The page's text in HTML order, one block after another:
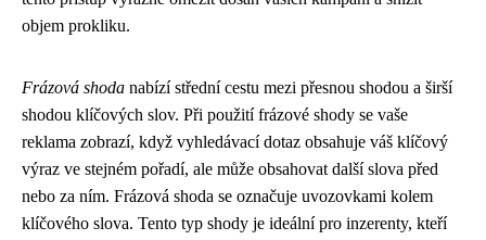
objem prokliku.
Frázová shoda nabízí střední cestu mezi přesnou shodou a širší
shodou klíčových slov. Při použití frázové shody se vaše
reklama zobrazí, když vyhledávací dotaz obsahuje váš klíčový
výraz ve stejném pořadí, ale může obsahovat další slova před
nebo za ním. Frázová shoda se označuje uvozovkami kolem
klíčového slova. Tento typ shody je ideální pro inzerenty, kteří